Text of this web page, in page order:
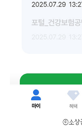
ⓒ소상